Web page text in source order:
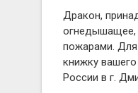
Дракон,
огнедышащее,
пожарами.
книжку
России в г.